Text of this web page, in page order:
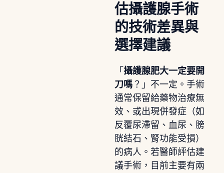
估攝護腺手術
的技術差異與
選擇建議
「 攝護腺肥大一定要開
刀嗎？」不一定。手術
通常保留給藥物治療無
效、或出現併發症（如
反覆尿滯留、血尿、膀
胱結石、腎功能受損）
的病人。若醫師評估建
議手術，目前主要有兩